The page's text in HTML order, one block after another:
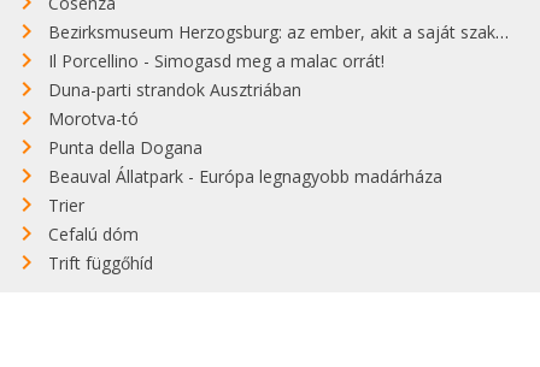
Bezirksmuseum Herzogsburg: az ember, akit a saját szakálla ölt meg
Il Porcellino - Simogasd meg a malac orrát!
Duna-parti strandok Ausztriában
Morotva-tó
Punta della Dogana
Beauval Állatpark - Európa legnagyobb madárháza
Trier
Cefalú dóm
Trift függőhíd